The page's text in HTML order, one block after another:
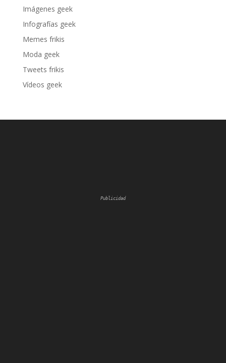
Imágenes geek
Infografías geek
Memes frikis
Moda geek
Tweets frikis
Vídeos geek
Publicidad